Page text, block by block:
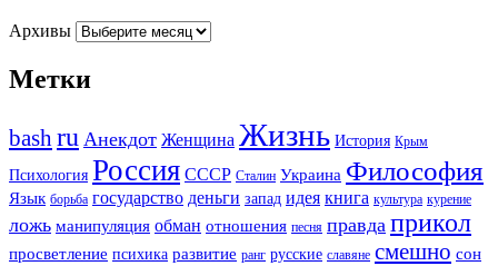
Архивы
Метки
bashru Анекдот Женщина Жизнь История Крым
Психология Россия СССР Сталин Украина Философия
Язык борьба государство деньги запад идея книга культура курение
ложь манипуляция обман отношения песня правда прикол
просветление психика развитие ранг русские славяне смешно сон